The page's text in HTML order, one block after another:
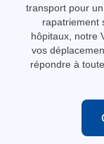
transport pour
rapatriement
hôpitaux, notre
vos
répondre à